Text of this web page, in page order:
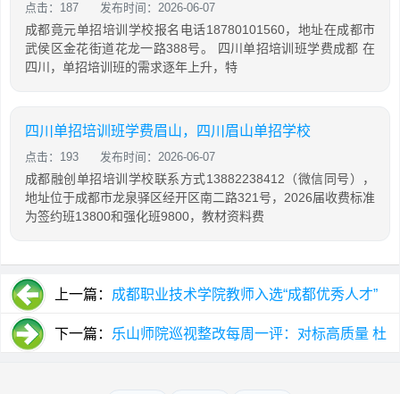
点击：187 发布时间：2026-06-07
成都竟元单招培训学校报名电话18780101560，地址在成都市
武侯区金花街道花龙一路388号。 四川单招培训班学费成都 在
四川，单招培训班的需求逐年上升，特
四川单招培训班学费眉山，四川眉山单招学校
点击：193 发布时间：2026-06-07
成都融创单招培训学校联系方式13882238412（微信同号），
地址位于成都市龙泉驿区经开区南二路321号，2026届收费标准
为签约班13800和强化班9800，教材资料费
上一篇： 成都职业技术学院教师入选“成都优秀人才”
培养计划下一篇： 乐山师院巡视整改每周一评：对标高质量 杜